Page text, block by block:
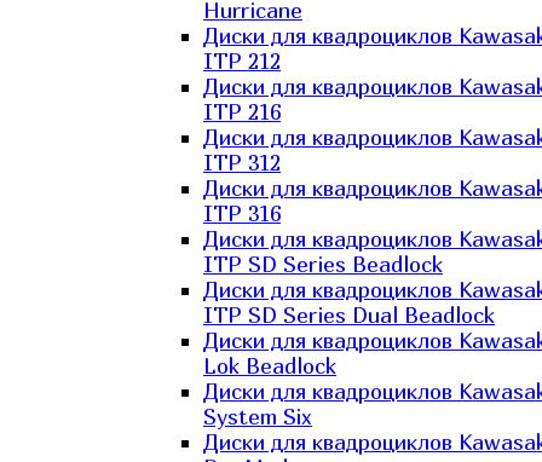
Hurricane
Диски для квадроциклов
ITP 212
Диски для квадроциклов
ITP 216
Диски для квадроциклов
ITP 312
Диски для квадроциклов
ITP 316
Диски для квадроциклов
ITP SD Series Beadlock
Диски для квадроциклов
ITP SD Series Dual Beadlock
Диски для квадроциклов
Lok Beadlock
Диски для квадроциклов
System Six
Диски для квадроциклов